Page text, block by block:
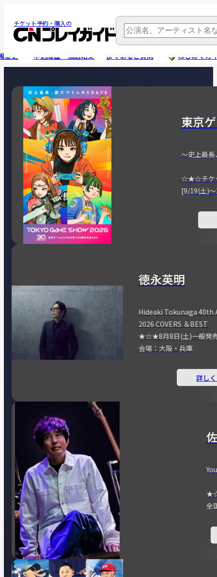
チケット予約・購入の
変更 申込履歴・抽選結果 よくあるご質問 はじめてガ
東京
～史上最長
☆★☆チケ
[9/19(土)
徳永英明
Hideaki Tokunaga 40th
2026 COVERS ＆BEST
★☆★8月8日(土)一般
会場：大阪・兵庫
詳し
全